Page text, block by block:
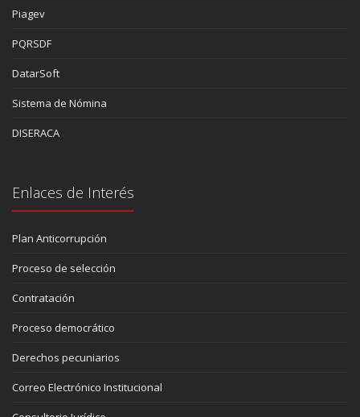
Piagev
PQRSDF
DatarSoft
Sistema de Nómina
DISERACA
Enlaces de Interés
Plan Anticorrupción
Proceso de selección
Contratación
Proceso democrático
Derechos pecuniarios
Correo Electrónico Institucional